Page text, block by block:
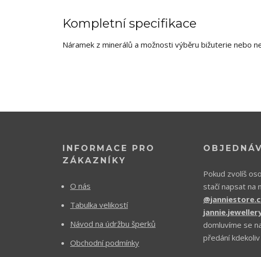
Kompletní specifikace
Náramek z minerálů a možnosti výběru bižuterie nebo
INFORMACE PRO
ZÁKAZNÍKY
O nás
Tabulka velikostí
Návod na údržbu šperků
Obchodní podmínky
Pokud zvolíš
stačí napsat na
domluvíme se
předání